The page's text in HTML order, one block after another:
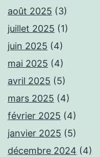
août 2025 (3)
juillet 2025 (1)
juin 2025 (4)
mai 2025 (4)
avril 2025 (5)
mars 2025 (4)
février 2025 (4)
janvier 2025 (5)
décembre 2024 (4)